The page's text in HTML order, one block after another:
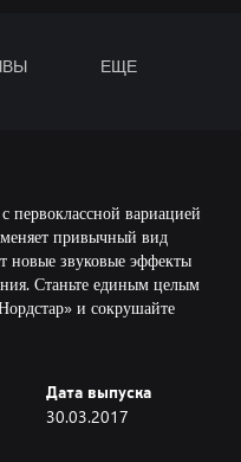
ЕЩЕ
первоклассной вариацией
привычный вид
новые звуковые эффекты
Станьте единым целым
и сокрушайте
Дата выпуска
30.03.2017